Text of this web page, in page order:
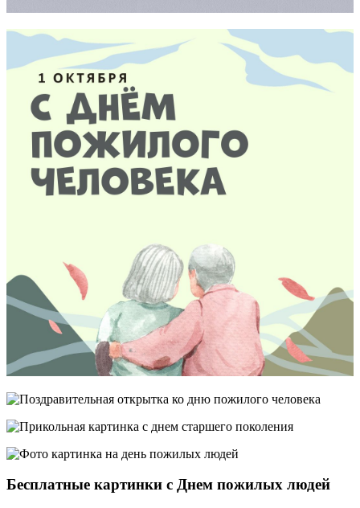
Бесплатные картинки с Днем пожилых людей